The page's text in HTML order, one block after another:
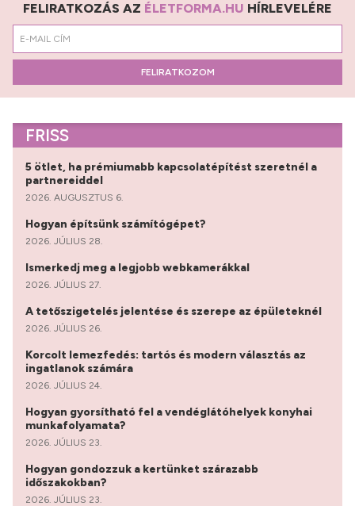
FELIRATKOZÁS AZ ÉLETFORMA.HU HÍRLEVELÉRE
FELIRATKOZOM
FRISS
5 ötlet, ha prémiumabb kapcsolatépítést szeretnél a
partnereiddel
2026. AUGUSZTUS 6.
Hogyan építsünk számítógépet?
2026. JÚLIUS 28.
Ismerkedj meg a legjobb webkamerákkal
2026. JÚLIUS 27.
A tetőszigetelés jelentése és szerepe az épületeknél
2026. JÚLIUS 26.
Korcolt lemezfedés: tartós és modern választás az
ingatlanok számára
2026. JÚLIUS 24.
Hogyan gyorsítható fel a vendéglátóhelyek konyhai
munkafolyamata?
2026. JÚLIUS 23.
Hogyan gondozzuk a kertünket szárazabb
időszakokban?
2026. JÚLIUS 23.